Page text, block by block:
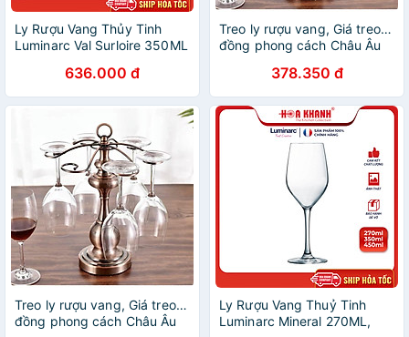
Ly Rượu Vang Thủy Tinh
Luminarc Val Surloire 350ML
636.000 đ
Treo ly rượu vang, Giá treo ly
đồng phong cách Châu Âu
378.350 đ
Treo ly rượu vang, Giá treo ly
đồng phong cách Châu Âu
Ly Rượu Vang Thuỷ Tinh
Luminarc Mineral 270ML,